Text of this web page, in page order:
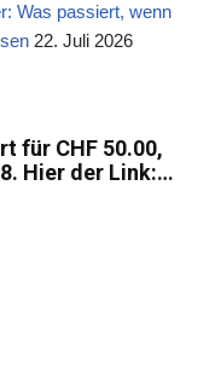
Was passiert, wenn
22. Juli 2026